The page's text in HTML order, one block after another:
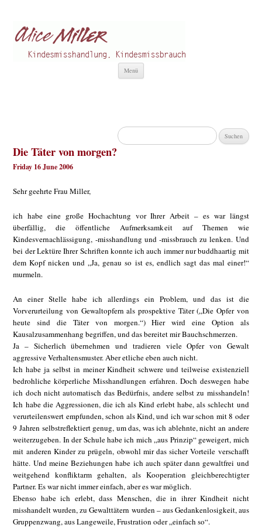
Menü
Suchen
nach:
Die Täter von morgen?
Friday 16 June 2006
Sehr geehrte Frau Miller,
ich habe eine große Hochachtung vor Ihrer Arbeit – es war längst
überfällig, die öffentliche Aufmerksamkeit auf Themen wie
Kindesvernachlässigung, -misshandlung und -missbrauch zu lenken. Und
bei der Lektüre Ihrer Schriften konnte ich auch immer nur buddhaartig mit
dem Kopf nicken und „Ja, genau so ist es, endlich sagt das mal einer!“
murmeln.
An einer Stelle habe ich allerdings ein Problem, und das ist die
Vorverurteilung von Gewaltopfern als prospektive Täter („Die Opfer von
heute sind die Täter von morgen.“) Hier wird eine Option als
Kausalzusammenhang begriffen, und das bereitet mir Bauchschmerzen.
Ja – Sicherlich übernehmen und tradieren viele Opfer von Gewalt
aggressive Verhaltensmuster. Aber etliche eben auch nicht.
Ich habe ja selbst in meiner Kindheit schwere und teilweise existenziell
bedrohliche körperliche Misshandlungen erfahren. Doch deswegen habe
ich doch nicht automatisch das Bedürfnis, andere selbst zu misshandeln!
Ich habe die Aggressionen, die ich als Kind erlebt habe, als schlecht und
verurteilenswert empfunden, schon als Kind, und ich war schon mit 8 oder
9 Jahren selbstreflektiert genug, um das, was ich ablehnte, nicht an andere
weiterzugeben. In der Schule habe ich mich „aus Prinzip“ geweigert, mich
mit anderen Kinder zu prügeln, obwohl mir das sicher Vorteile verschafft
hätte. Und meine Beziehungen habe ich auch später dann gewaltfrei und
weitgehend konfliktarm gehalten, als Kooperation gleichberechtigter
Partner. Es war nicht immer einfach, aber es war möglich.
Ebenso habe ich erlebt, dass Menschen, die in ihrer Kindheit nicht
misshandelt wurden, zu Gewalttätern wurden – aus Gedankenlosigkeit, aus
Gruppenzwang, aus Langeweile, Frustration oder „einfach so“.